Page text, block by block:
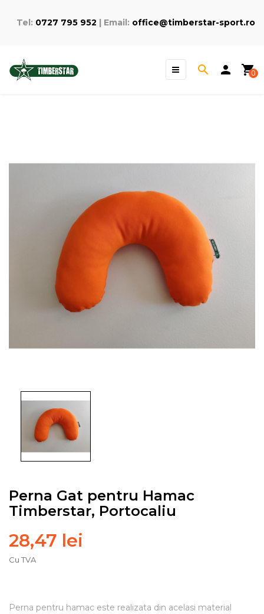
Tel: 0727 795 952 | Email: office@timberstar-sport.ro
Toggle
navigation
☰ search person shopping_cart
0
Perna Gat pentru Hamac
Timberstar, Portocaliu
28,47 lei
Cu TVA
Perna pentru hamac este realizata din acelasi material